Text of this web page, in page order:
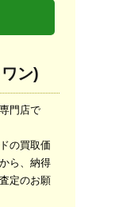
ン)
門店で
の買取価
ら、納得
定のお願